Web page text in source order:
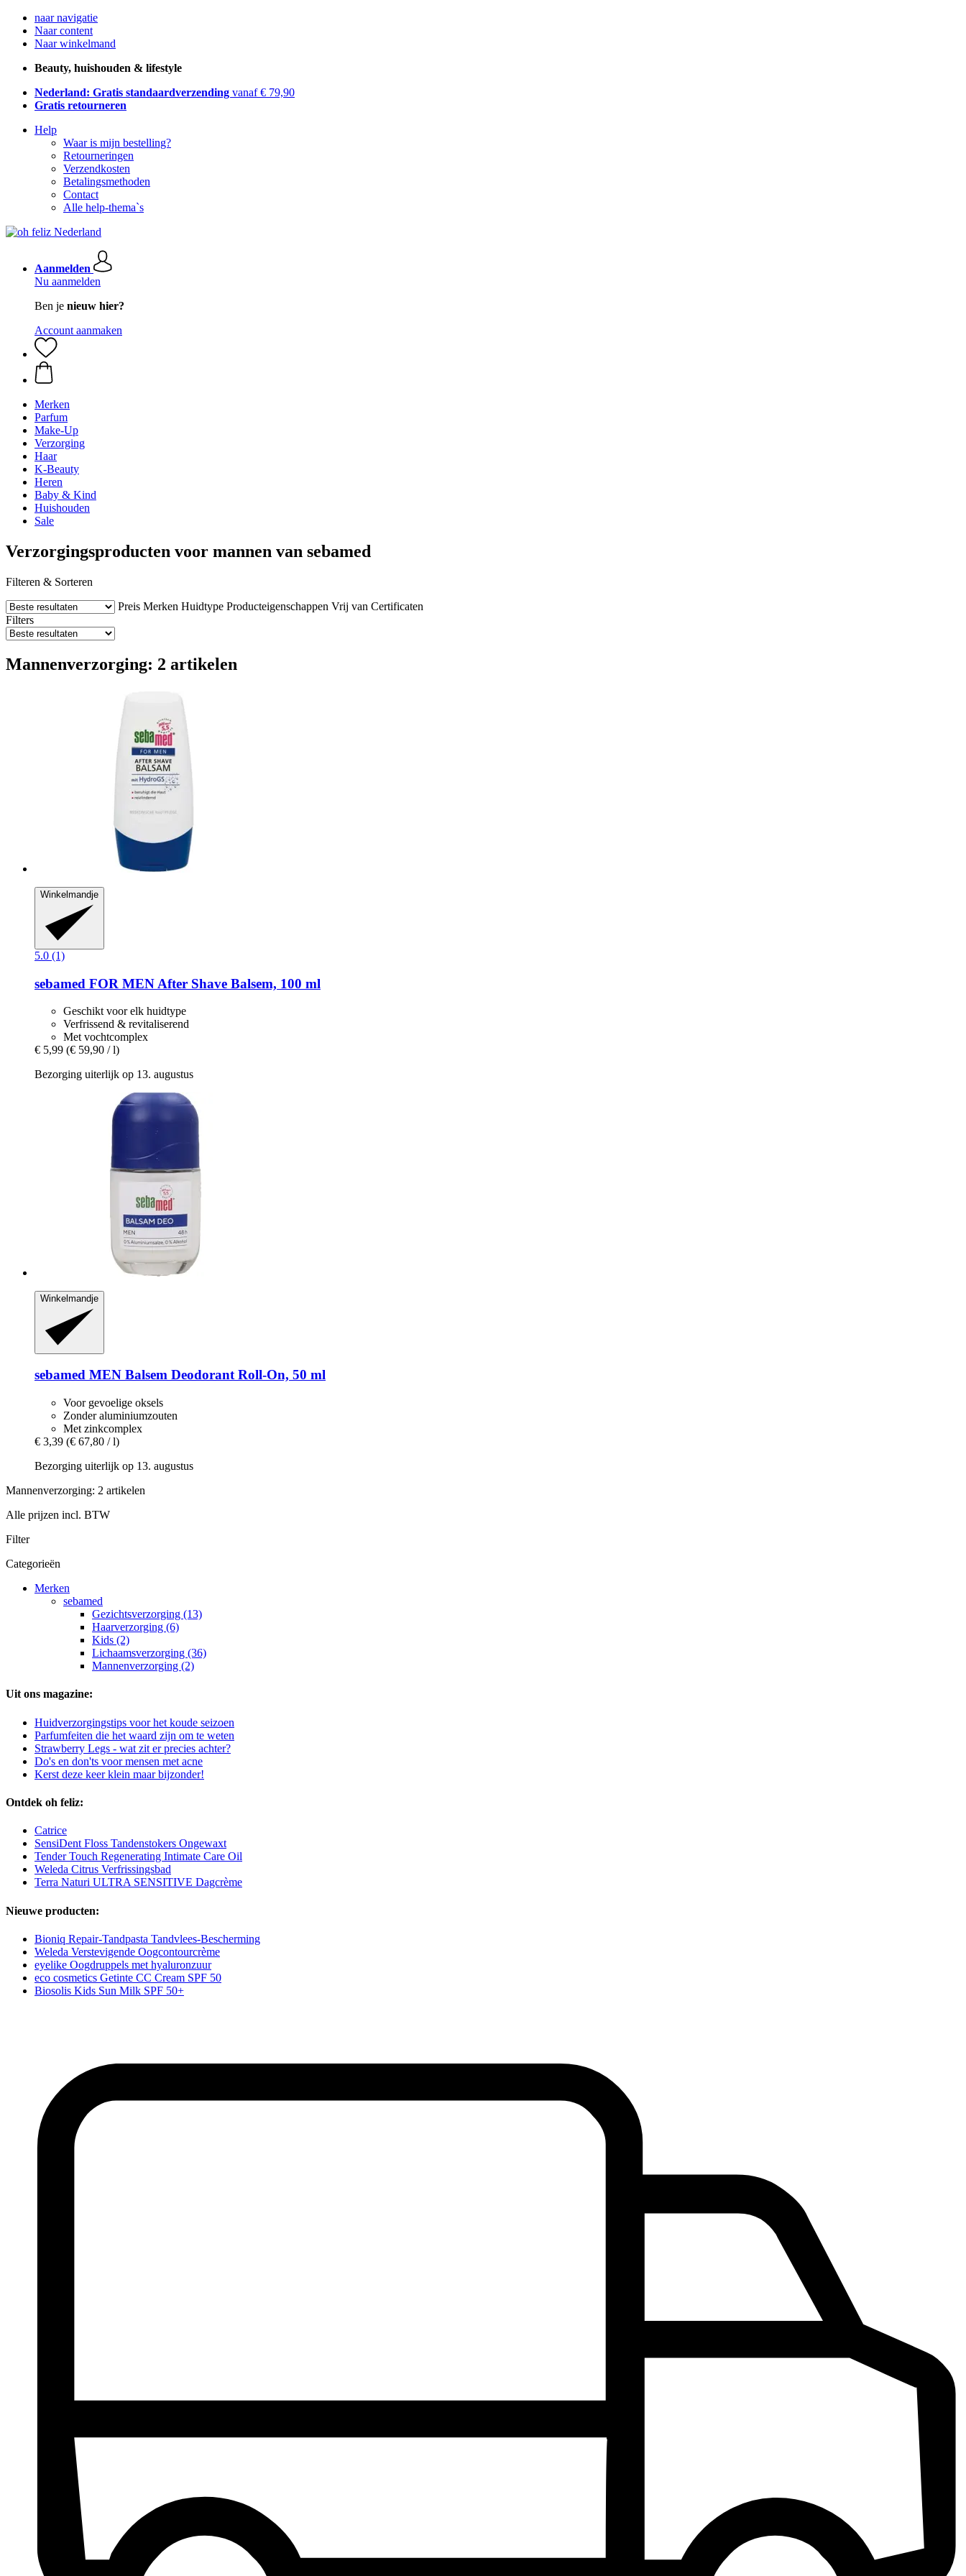
naar navigatie
Naar content
Naar winkelmand
Beauty, huishouden & lifestyle
Nederland: Gratis standaardverzending vanaf € 79,90
Gratis retourneren
Help
Waar is mijn bestelling?
Retourneringen
Verzendkosten
Betalingsmethoden
Contact
Alle help-thema`s
Aanmelden
Nu aanmelden
Ben je nieuw hier?
Account aanmaken
Merken
Parfum
Make-Up
Verzorging
Haar
K-Beauty
Heren
Baby & Kind
Huishouden
Sale
Verzorgingsproducten voor mannen van sebamed
Filteren & Sorteren
Preis Merken Huidtype Producteigenschappen Vrij van Certificaten
Filters
Mannenverzorging: 2 artikelen
Winkelmandje
5.0 (1)
sebamed FOR MEN After Shave Balsem, 100 ml
Geschikt voor elk huidtype
Verfrissend & revitaliserend
Met vochtcomplex
€ 5,99 (€ 59,90 / l)
Bezorging uiterlijk op 13. augustus
Winkelmandje
sebamed MEN Balsem Deodorant Roll-​On, 50 ml
Voor gevoelige oksels
Zonder aluminiumzouten
Met zinkcomplex
€ 3,39 (€ 67,80 / l)
Bezorging uiterlijk op 13. augustus
Mannenverzorging: 2 artikelen
Alle prijzen incl. BTW
Filter
Categorieën
Merken
sebamed
Gezichtsverzorging (13)
Haarverzorging (6)
Kids (2)
Lichaamsverzorging (36)
Mannenverzorging (2)
Uit ons magazine:
Huidverzorgingstips voor het koude seizoen
Parfumfeiten die het waard zijn om te weten
Strawberry Legs - wat zit er precies achter?
Do's en don'ts voor mensen met acne
Kerst deze keer klein maar bijzonder!
Ontdek oh feliz:
Catrice
SensiDent Floss Tandenstokers Ongewaxt
Tender Touch Regenerating Intimate Care Oil
Weleda Citrus Verfrissingsbad
Terra Naturi ULTRA SENSITIVE Dagcrème
Nieuwe producten:
Bioniq Repair-Tandpasta Tandvlees-Bescherming
Weleda Verstevigende Oogcontourcrème
eyelike Oogdruppels met hyaluronzuur
eco cosmetics Getinte CC Cream SPF 50
Biosolis Kids Sun Milk SPF 50+